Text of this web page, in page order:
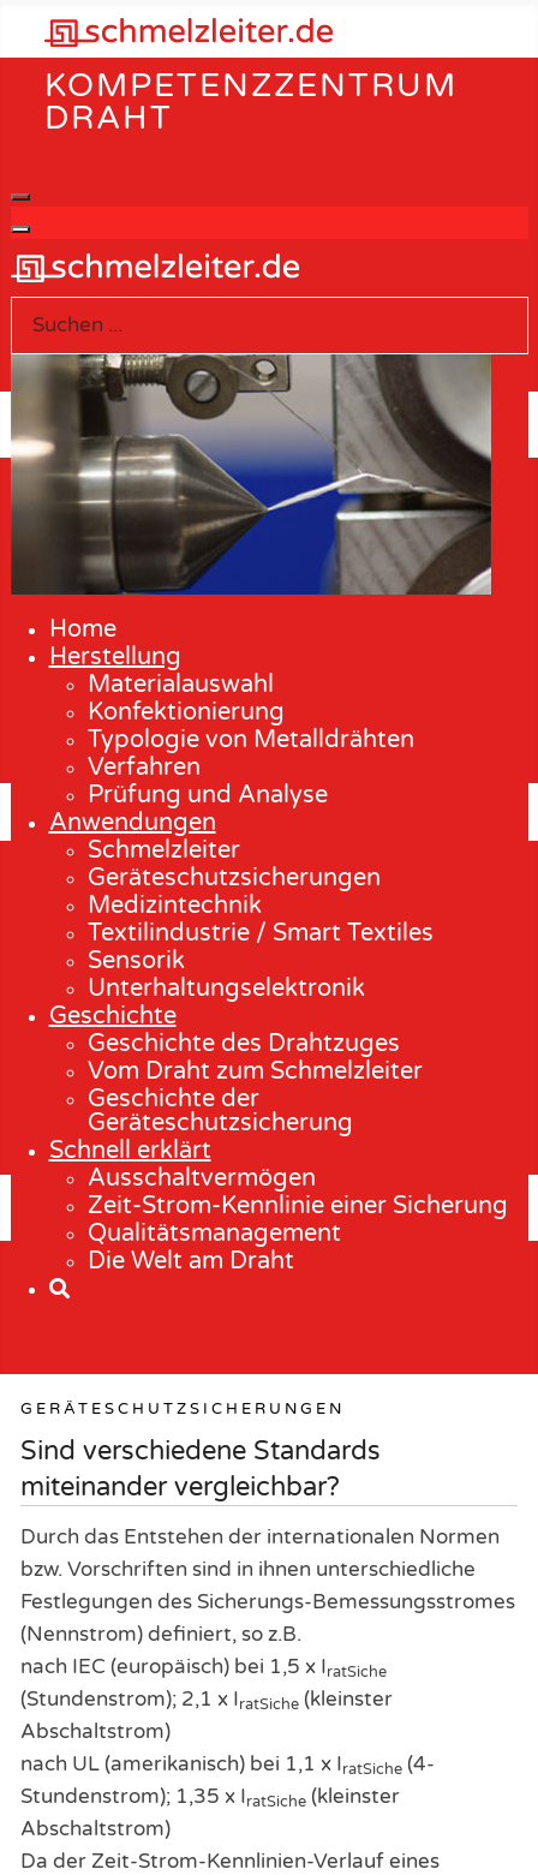
KOMPETENZZENTRUM
DRAHT
Home
Herstellung
Materialauswahl
Konfektionierung
Typologie von Metalldrähten
Verfahren
Prüfung und Analyse
Anwendungen
Schmelzleiter
Geräteschutzsicherungen
Medizintechnik
Textilindustrie / Smart Textiles
Sensorik
Unterhaltungselektronik
Geschichte
Geschichte des Drahtzuges
Vom Draht zum Schmelzleiter
Geschichte der
Geräteschutzsicherung
Schnell erklärt
Ausschaltvermögen
Zeit-Strom-Kennlinie einer Sicherung
Qualitätsmanagement
Die Welt am Draht
GERÄTESCHUTZSICHERUNGEN
Sind verschiedene Standards
miteinander vergleichbar?
Durch das Entstehen der internationalen Normen
bzw. Vorschriften sind in ihnen unterschiedliche
Festlegungen des Sicherungs-Bemessungsstromes
(Nennstrom) definiert, so z.B.
nach IEC (europäisch) bei 1,5 x IratSiche
(Stundenstrom); 2,1 x IratSiche (kleinster
Abschaltstrom)
nach UL (amerikanisch) bei 1,1 x IratSiche (4-
Stundenstrom); 1,35 x IratSiche (kleinster
Abschaltstrom)
Da der Zeit-Strom-Kennlinien-Verlauf eines